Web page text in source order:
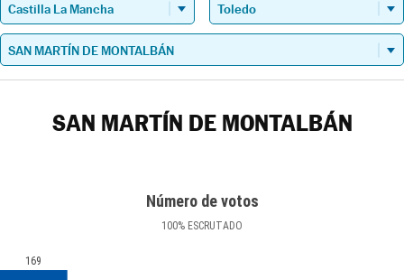
SAN MARTÍN DE MONTALBÁN
Número de votos
100% ESCRUTADO
169